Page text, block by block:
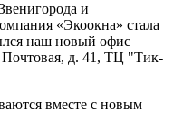
и
«Экоокна» стала
наш новый офис
Почтовая, д. 41, ТЦ "Тик-
вместе с новым